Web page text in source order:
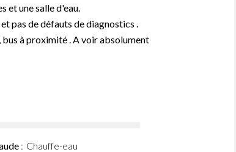
et une salle d'eau.
pas de défauts de diagnostics .
à proximité . A voir absolument
Chauffe-eau